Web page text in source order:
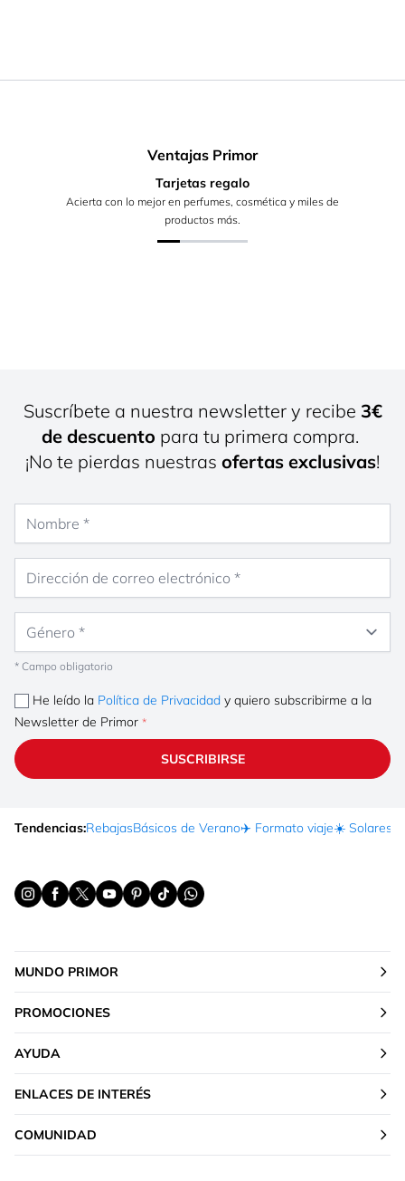
Ventajas Primor
Tarjetas regalo
Acierta con lo mejor en perfumes, cosmética y miles de
productos más.
Suscríbete a nuestra newsletter y recibe 3€
de descuento para tu primera compra.
¡No te pierdas nuestras ofertas exclusivas!
* Campo obligatorio
He leído la Política de Privacidad y quiero subscribirme a la
Newsletter de Primor
SUSCRIBIRSE
Tendencias:RebajasBásicos de Verano✈️ Formato viaje☀️ Solares
MUNDO PRIMOR
PROMOCIONES
AYUDA
ENLACES DE INTERÉS
COMUNIDAD